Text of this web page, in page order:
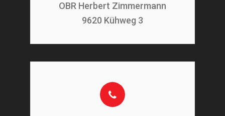
OBR Herbert Zimmermann
9620 Kühweg 3